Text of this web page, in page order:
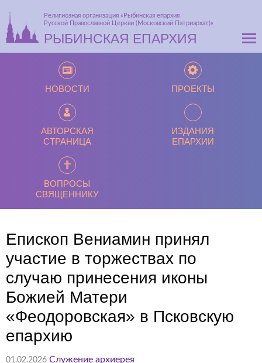
Религиозная организация «Рыбинская епархия
Русской Православной Церкви (Московский Патриархат)»
РЫБИНСКАЯ ЕПАРХИЯ
НОВОСТИ ПРОЕКТЫ
АВТОРСКАЯ
СТРАНИЦА
ИЗДАНИЯ
ЕПАРХИИ
ВОПРОСЫ
СВЯЩЕННИКУ
Епископ Вениамин принял
участие в торжествах по
случаю принесения иконы
Божией Матери
«Феодоровская» в Псковскую
епархию
01.02.2026 Служение архиерея